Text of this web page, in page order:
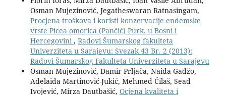
Osman Mujezinović, Jegatheswaran Ratnasingam,
Procjena troškova i koristi konzervacije endemske
vrste Picea omorica (Pančić) Purk. u Bosni i
Hercegovini , Radovi Šumarskog fakulteta
Univerziteta u Sarajevu: Svezak 43 Br. 2 (2013):
Radovi Šumarskog Fakulteta Univerziteta u Sarajevu
Osman Mujezinović, Damir Prljača, Naida Gadžo,
Adelaida Martinović-Jukić, Mehmed Čilaš, Sead
Ivojević, Mirza Dautbašić, Ocjena kvaliteta i